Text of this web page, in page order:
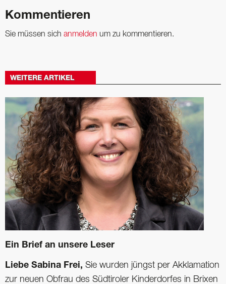
Kommentieren
Sie müssen sich anmelden um zu kommentieren.
WEITERE ARTIKEL
Ein Brief an unsere Leser
Liebe Sabina Frei, Sie wurden jüngst per Akklamation
zur neuen Obfrau des Südtiroler Kinderdorfes in Brixen